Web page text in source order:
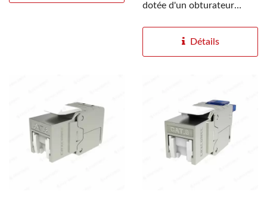
dotée d'un obturateur
Détails